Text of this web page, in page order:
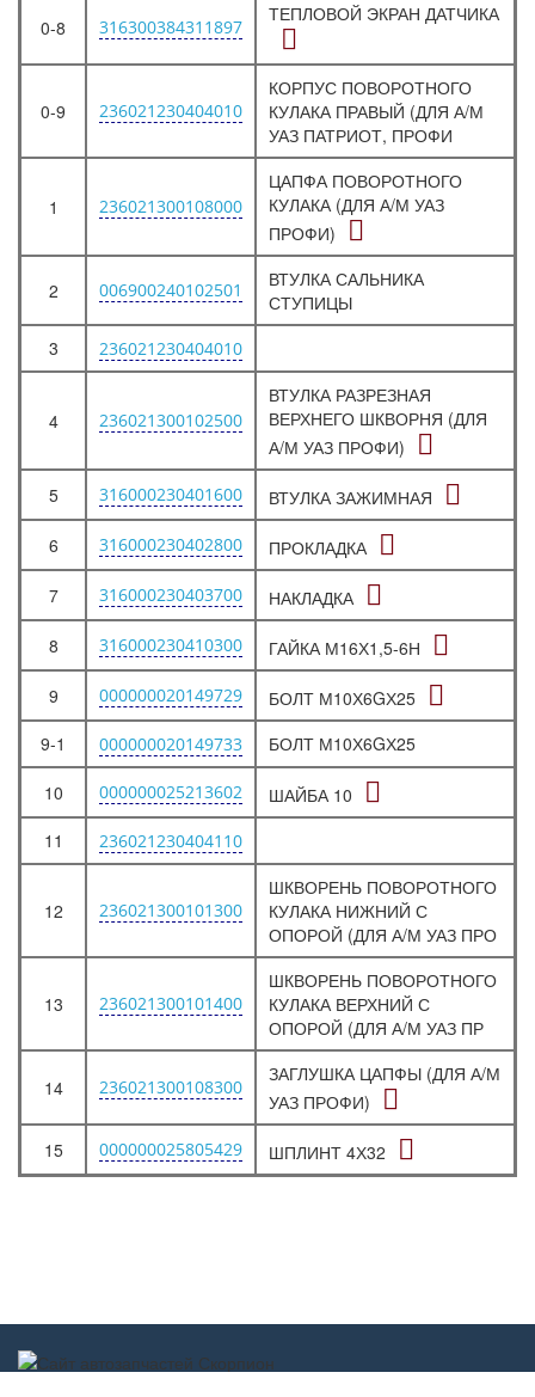
0-8 316300384311897
ТЕПЛОВОЙ ЭКРАН ДАТЧИКА
0-9 236021230404010
КОРПУС ПОВОРОТНОГО
КУЛАКА ПРАВЫЙ (ДЛЯ А/М
УАЗ ПАТРИОТ, ПРОФИ
1 236021300108000
ЦАПФА ПОВОРОТНОГО
КУЛАКА (ДЛЯ А/М УАЗ
ПРОФИ)
2 006900240102501
ВТУЛКА САЛЬНИКА
СТУПИЦЫ
3
236021230404010
4 236021300102500
ВТУЛКА РАЗРЕЗНАЯ
ВЕРХНЕГО ШКВОРНЯ (ДЛЯ
А/М УАЗ ПРОФИ)
5
316000230401600
ВТУЛКА ЗАЖИМНАЯ
6
316000230402800
ПРОКЛАДКА
7
316000230403700
НАКЛАДКА
8
316000230410300
ГАЙКА М16Х1,5-6Н
9
000000020149729
БОЛТ М10Х6GХ25
9-1
000000020149733 БОЛТ М10Х6GХ25
10 000000025213602
ШАЙБА 10
11
236021230404110
12 236021300101300
ШКВОРЕНЬ ПОВОРОТНОГО
КУЛАКА НИЖНИЙ С
ОПОРОЙ (ДЛЯ А/М УАЗ ПРО
13 236021300101400
ШКВОРЕНЬ ПОВОРОТНОГО
КУЛАКА ВЕРХНИЙ С
ОПОРОЙ (ДЛЯ А/М УАЗ ПР
14 236021300108300
ЗАГЛУШКА ЦАПФЫ (ДЛЯ А/М
УАЗ ПРОФИ)
15
000000025805429 ШПЛИНТ 4Х32